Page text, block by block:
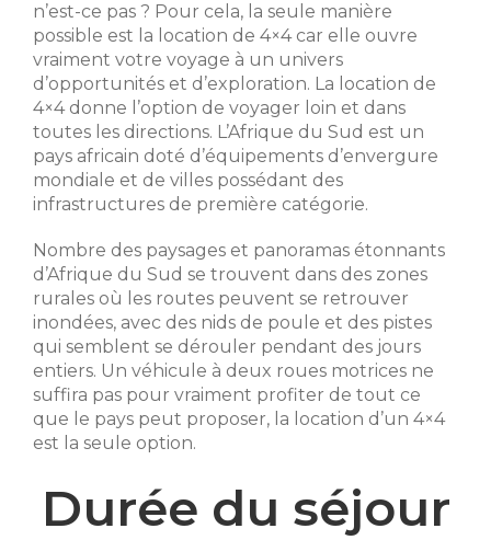
n’est-ce pas ? Pour cela, la seule manière
possible est la location de 4×4 car elle ouvre
vraiment votre voyage à un univers
d’opportunités et d’exploration. La location de
4×4 donne l’option de voyager loin et dans
toutes les directions. L’Afrique du Sud est un
pays africain doté d’équipements d’envergure
mondiale et de villes possédant des
infrastructures de première catégorie.
Nombre des paysages et panoramas étonnants
d’Afrique du Sud se trouvent dans des zones
rurales où les routes peuvent se retrouver
inondées, avec des nids de poule et des pistes
qui semblent se dérouler pendant des jours
entiers. Un véhicule à deux roues motrices ne
suffira pas pour vraiment profiter de tout ce
que le pays peut proposer, la location d’un 4×4
est la seule option.
Durée du séjour